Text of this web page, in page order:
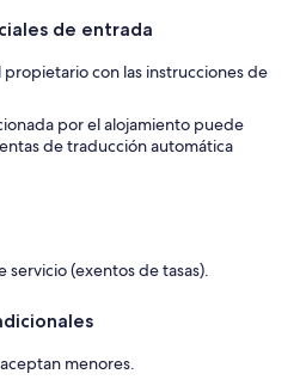
de entrada
propietario con las instrucciones de
por el alojamiento puede
de traducción automática
servicio (exentos de tasas).
menores.